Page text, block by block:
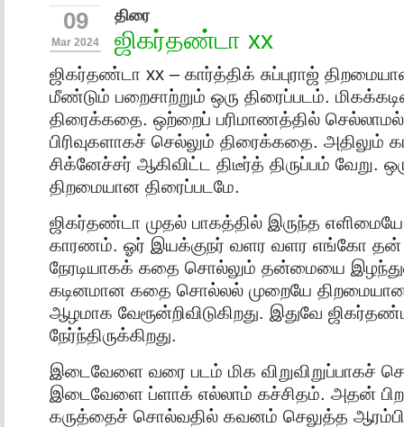
09
Mar 2024
திரை
ஜிகர்தண்டா xx
ஜிகர்தண்டா xx – கார்த்திக் சுப்புராஜ்
மீண்டும் பறைசாற்றும் ஒரு திரைப்படம்.
திரைக்கதை. ஒற்றைப் பரிமாணத்தில்
பிரிவுகளாகச் செல்லும் திரைக்கதை. அதிலும்
சிக்னேச்சர் ஆகிவிட்ட திடீர்த் திருப்பம் வேறு.
திறமையான திரைப்படமே.
ஜிகர்தண்டா முதல் பாகத்தில் இருந்த
காரணம். ஓர் இயக்குநர் வளர வளர எங்கோ
நேரடியாகக் கதை சொல்லும் தன்மையை
கடினமான கதை சொல்லல் முறையே
ஆழமாக வேரூன்றிவிடுகிறது. இதுவே
நேர்ந்திருக்கிறது.
இடைவேளை வரை படம் மிக விறுவிறுப்பாகச்
இடைவேளை ப்ளாக் எல்லாம் கச்சிதம். அதன்
கருத்தைச் சொல்வதில் கவனம் செலுத்த